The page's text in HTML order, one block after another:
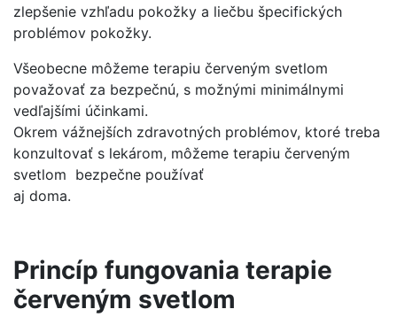
zlepšenie vzhľadu pokožky a liečbu špecifických
problémov pokožky.
Všeobecne môžeme terapiu červeným svetlom
považovať za bezpečnú, s možnými minimálnymi
vedľajšími účinkami.
Okrem vážnejších zdravotných problémov, ktoré treba
konzultovať s lekárom, môžeme terapiu červeným
svetlom bezpečne používať
aj doma.
Princíp fungovania terapie
červeným svetlom